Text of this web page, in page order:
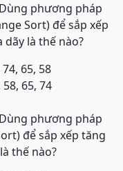
Dùng phương pháp
Sort) để sắp xếp
dãy là thế nào?
74, 65, 58
58, 65, 74
Dùng phương pháp
để sắp xếp tăng
thế nào?